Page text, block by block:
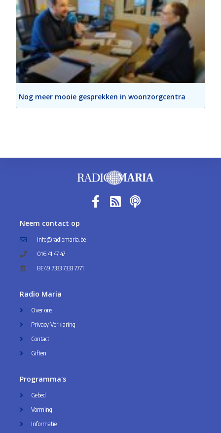
Nog meer mooie gesprekken in woonzorgcentra
Neem contact op
info@radiomaria.be
016 41 47 47
BE49 7333 7333 7771
Radio Maria
Over ons
Privacy Verklaring
Contact
Giften
Programma's
Gebed
Vorming
Informatie